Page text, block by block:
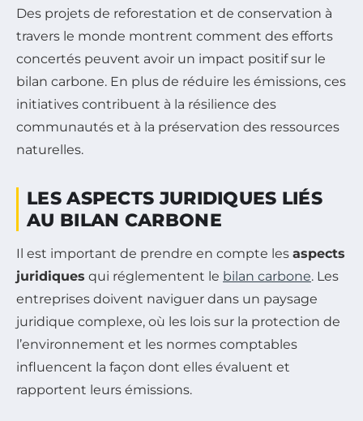
Des projets de reforestation et de conservation à
travers le monde montrent comment des efforts
concertés peuvent avoir un impact positif sur le
bilan carbone. En plus de réduire les émissions, ces
initiatives contribuent à la résilience des
communautés et à la préservation des ressources
naturelles.
LES ASPECTS JURIDIQUES LIÉS
AU BILAN CARBONE
Il est important de prendre en compte les aspects
juridiques qui réglementent le bilan carbone. Les
entreprises doivent naviguer dans un paysage
juridique complexe, où les lois sur la protection de
l’environnement et les normes comptables
influencent la façon dont elles évaluent et
rapportent leurs émissions.